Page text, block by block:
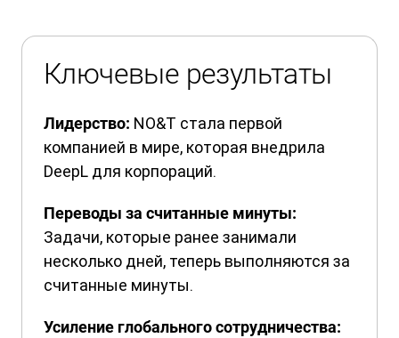
Ключевые результаты
Лидерство: NO&T стала первой
компанией в мире, которая внедрила
DeepL для корпораций.
Переводы за считанные минуты:
Задачи, которые ранее занимали
несколько дней, теперь выполняются за
считанные минуты.
Усиление глобального сотрудничества: